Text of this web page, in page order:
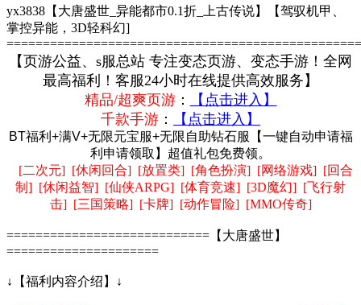
yx3838【大唐盛世_异能都市0.1折_上古传说】【驾驭机甲、
掌控异能，3D轻科幻]
【页游公益、s服总站 专注变态页游、变态手游！全网
最高福利！客服24小时在线提供高效服务】
精品/超爽页游：
【点击进入】
千款手游 ： 【点击进入】
BT福利+满V+无限元宝服+无限自助钻石服 【一键自动申请福
利申请领取】超值礼包免费领。
[二次元] [休闲回合] [放置类] [角色扮演] [网络游戏] [回合
制] [休闲益智] [仙侠ARPG] [体育竞速] [3D魔幻] [飞行射
击] [三国策略] [卡牌] [动作冒险] [MMO传奇]
============================【大唐盛世】
=====================
↓【福利内容介绍】↓